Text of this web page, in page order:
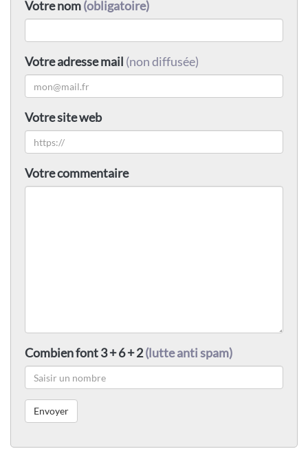
Votre nom(obligatoire)
Votre adresse mail (non diffusée)
Votre site web
Votre commentaire
Combien font 3 + 6 + 2(lutte anti spam)